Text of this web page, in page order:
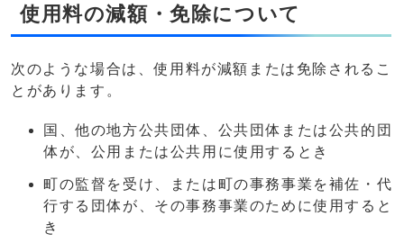
使用料の減額・免除について
次のような場合は、使用料が減額または免除されるこ
とがあります。
国、他の地方公共団体、公共団体または公共的団
体が、公用または公共用に使用するとき
町の監督を受け、または町の事務事業を補佐・代
行する団体が、その事務事業のために使用すると
き